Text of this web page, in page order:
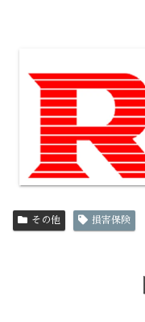
その他 損害保険